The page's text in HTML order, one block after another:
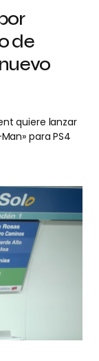
de
quiere lanzar
para PS4